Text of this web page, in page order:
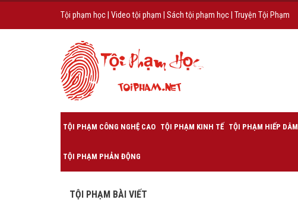
Tội phạm học Video tội phạm Sách tội phạm học Truyện Tội Phạm
TỘI PHẠM CÔNG NGHỆ CAO TỘI PHẠM KINH TẾ TỘI PHẠM HIẾP DÂM
TỘI PHẠM PHẢN ĐỘNG
TỘI PHẠM BÀI VIẾT